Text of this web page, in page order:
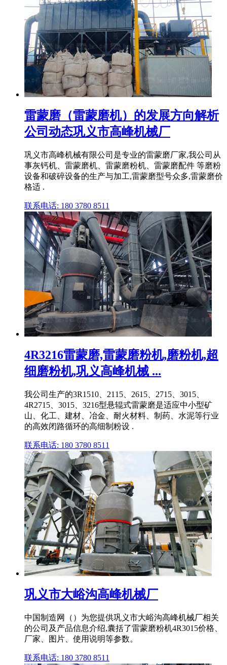
雷蒙磨（雷蒙磨机）的发展方向解析
公司动态巩义市高峰机械厂
巩义市高峰机械有限公司是专业的雷蒙磨厂家,我公司从
事灰钙机、雷蒙磨机、雷蒙磨粉机、雷蒙磨配件 等磨粉
设备和破碎设备的生产与加工,雷蒙磨型号众多,雷蒙磨价
格适 .
联系电话: 180 3780 8511
4R3216雷蒙磨,雷蒙磨粉机,磨粉机,超
细磨粉机,巩义高峰机械 ...
我公司生产的3R1510、2115、2615、2715、3015、
4R2715、3015、3216型悬辊式雷蒙磨是适应中小型矿
山、化工、建材、冶金、耐火材料、制药、水泥等行业
的高效闭路循环的高细制粉设 .
联系电话: 180 3780 8511
巩义市大峪沟高峰机械厂
中国制造网（）为您提供巩义市大峪沟高峰机械厂相关
的公司及产品信息介绍,囊括了雷蒙磨粉机4R3015价格、
厂家、图片、使用说明等参数。
联系电话: 180 3780 8511